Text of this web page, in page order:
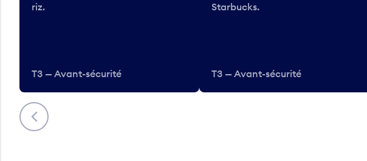
Précédent
riz.
T3 — Avant-sécurité
Starbucks.
T3 — Avant-sécurité